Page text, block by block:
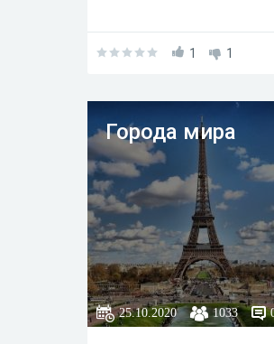
1 1
Города мира
25.10.2020 1033